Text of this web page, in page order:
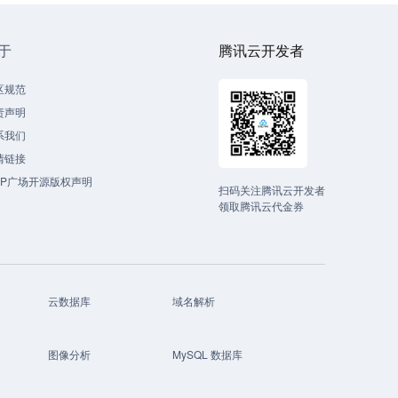
规范
声明
我们
链接
广场开源版权声明
腾讯云开发者
扫码关注腾讯云开发者
领取腾讯云代金券
云数据库 域名解析
图像分析 MySQL 数据库